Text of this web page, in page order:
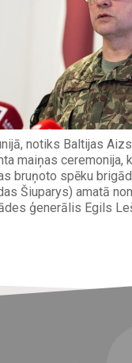
notiks Baltijas
maiņas ceremonija,
bruņoto spēku
Šiuparys) amatā
ģenerālis Egils